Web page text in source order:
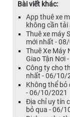
Bài viết khác:
App thuê xe
không cần
Thuê xe máy
mới nhất -
Thuê Xe Máy
Giao Tận Nơi
Công ty cho
nhất - 06/10/
Không thể bỏ
- 06/10/2021
Địa chỉ uy tín
bỏ qua - 06/